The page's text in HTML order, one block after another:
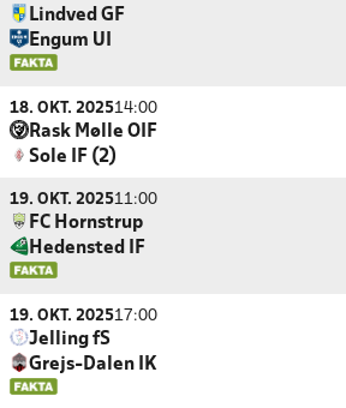
Lindved GF
Engum UI
18. OKT. 202514:00
Rask Mølle OIF
Sole IF (2)
19. OKT. 202511:00
FC Hornstrup
Hedensted IF
19. OKT. 202517:00
Jelling fS
Grejs-Dalen IK